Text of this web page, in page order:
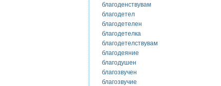
благоденствувам
благодетел
благодетелен
благодетелка
благодетелствувам
благодеяние
благодушен
благозвучен
благозвучие